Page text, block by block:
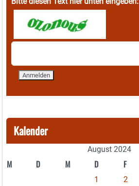
Kalender
August 2024
M D M D F
1 2